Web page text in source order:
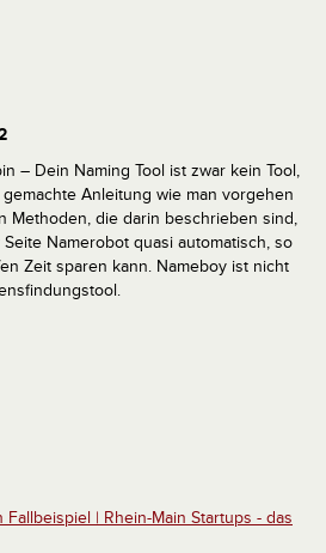
– Dein Naming Tool ist zwar kein Tool,
Anleitung wie man vorgehen
Methoden, die darin beschrieben sind,
Namerobot quasi automatisch, so
Zeit sparen kann. Nameboy ist nicht
| Rhein-Main Startups - das